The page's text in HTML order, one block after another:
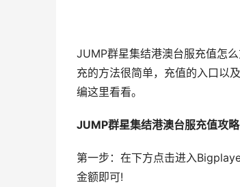
JUMP群星集结港澳台服充值怎
充的方法很简单，充值的入口以
编这里看看。
JUMP群星集结港澳台服充值攻略
第一步：在下方点击进入
金额即可!